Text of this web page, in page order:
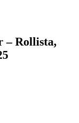
– Rollista,